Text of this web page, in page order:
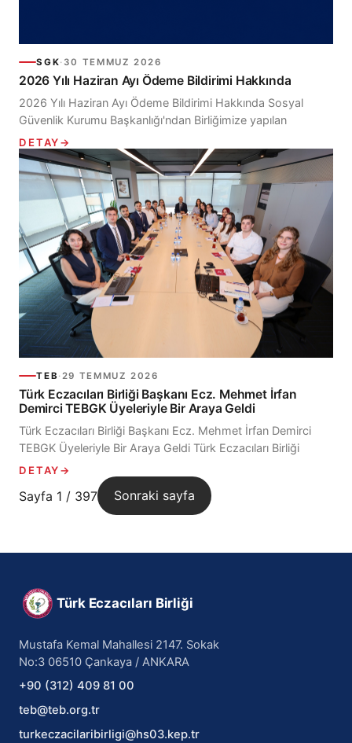
SGK· 30 TEMMUZ 2026
2026 Yılı Haziran Ayı Ödeme Bildirimi Hakkında
2026 Yılı Haziran Ayı Ödeme Bildirimi Hakkında Sosyal
Güvenlik Kurumu Başkanlığı'ndan Birliğimize yapılan
bilgilendirmede; 2026 yılı Haziran ayı Eczane, Optik, Tıbbi
Malzeme...
DETAY→
TEB·29 TEMMUZ 2026
Türk Eczacıları Birliği Başkanı Ecz. Mehmet İrfan
Demirci TEBGK Üyeleriyle Bir Araya Geldi
Türk Eczacıları Birliği Başkanı Ecz. Mehmet İrfan Demirci
TEBGK Üyeleriyle Bir Araya Geldi Türk Eczacıları Birliği
Gençlik Komisyonu (TEB GK) toplantısı Ecz. Mehmet İrfan...
DETAY→
Sayfa 1 / 397 Sonraki sayfa
Türk Eczacıları Birliği
Mustafa Kemal Mahallesi 2147. Sokak
No:3 06510 Çankaya / ANKARA
+90 (312) 409 81 00
teb@teb.org.tr
turkeczacilaribirligi@hs03.kep.tr